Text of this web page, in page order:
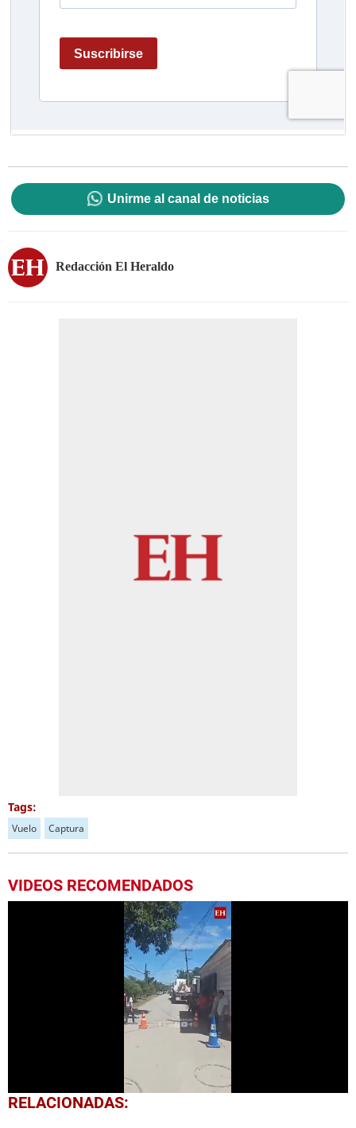
Unirme al canal de noticias
Redacción El Heraldo
Tags:
Vuelo Captura
VIDEOS RECOMENDADOS
0
seconds
RELACIONADAS: